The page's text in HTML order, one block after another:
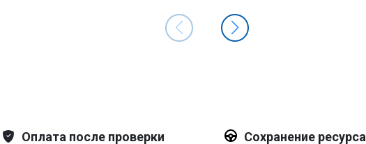
Оплата после проверки Сохранение ресурса